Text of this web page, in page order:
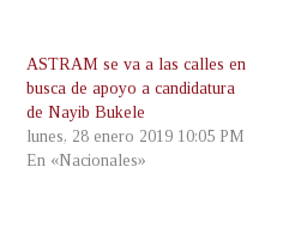
ASTRAM se va a las calles en
busca de apoyo a candidatura
de Nayib Bukele
lunes, 28 enero 2019 10:05 PM
En «Nacionales»